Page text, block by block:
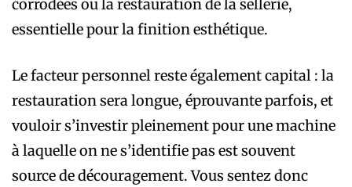
corrodées ou la restauration de la sellerie,
essentielle pour la finition esthétique.
Le facteur personnel reste également capital : la
restauration sera longue, éprouvante parfois, et
vouloir s’investir pleinement pour une machine
à laquelle on ne s’identifie pas est souvent
source de découragement. Vous sentez donc